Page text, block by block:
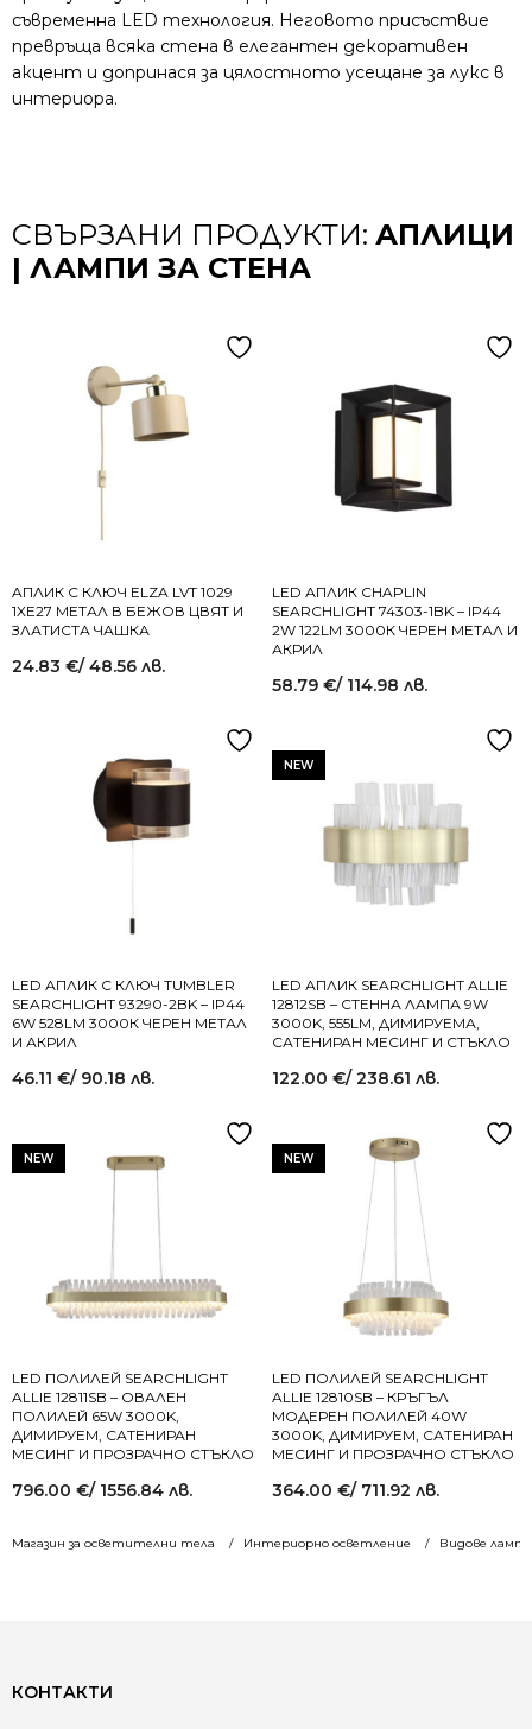
Магазин за осветителни тела Интериорно осветление Видове
съвременна LED технология. Неговото присъствие
превръща всяка стена в елегантен декоративен
акцент и допринася за цялостното усещане за лукс в
интериора.
СВЪРЗАНИ ПРОДУКТИ: АПЛИЦИ
| ЛАМПИ ЗА СТЕНА
AПЛИК С КЛЮЧ ELZA LVT 1029
1XЕ27 МЕТАЛ В БЕЖОВ ЦВЯТ И
ЗЛАТИСТА ЧАШКА
24.83 €/ 48.56 лв.
LED АПЛИК CHAPLIN
SEARCHLIGHT 74303-1BK – IP44
2W 122LM 3000К ЧЕРЕН МЕТАЛ И
АКРИЛ
58.79 €/ 114.98 лв.
LED АПЛИК С КЛЮЧ TUMBLER
SEARCHLIGHT 93290-2BK – IP44
6W 528LM 3000К ЧЕРЕН МЕТАЛ
И АКРИЛ
46.11 €/ 90.18 лв.
NEW
LED АПЛИК SEARCHLIGHT ALLIE
12812SB – СТЕННА ЛАМПА 9W
3000K, 555LM, ДИМИРУЕМА,
САТЕНИРАН МЕСИНГ И СТЪКЛО
122.00 €/ 238.61 лв.
NEW
LED ПОЛИЛЕЙ SEARCHLIGHT
ALLIE 12811SB – ОВАЛЕН
ПОЛИЛЕЙ 65W 3000K,
ДИМИРУЕМ, САТЕНИРАН
МЕСИНГ И ПРОЗРАЧНО СТЪКЛО
796.00 €/ 1556.84 лв.
NEW
LED ПОЛИЛЕЙ SEARCHLIGHT
ALLIE 12810SB – КРЪГЪЛ
МОДЕРЕН ПОЛИЛЕЙ 40W
3000K, ДИМИРУЕМ, САТЕНИРАН
МЕСИНГ И ПРОЗРАЧНО СТЪКЛО
364.00 €/ 711.92 лв.
КОНТАКТИ